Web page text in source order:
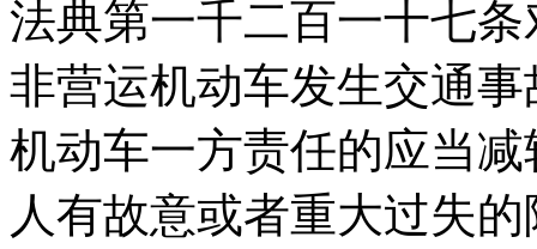
法典第一千二百一十七
非营运机动车发生交通
机动车一方责任的应当
人有故意或者重大过失